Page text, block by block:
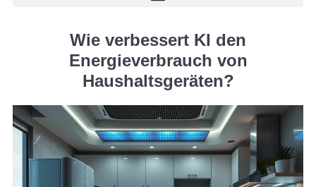
Wie verbessert KI den
Energieverbrauch von
Haushaltsgeräten?